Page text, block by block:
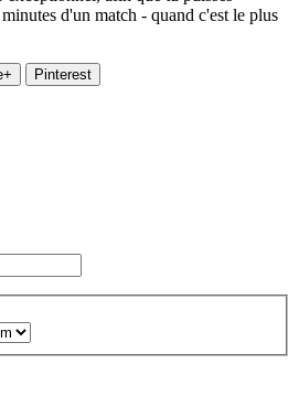
d'un match - quand c'est le plus
Pinterest